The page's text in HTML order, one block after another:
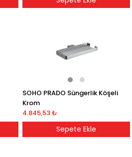
SOHO PRADO Süngerlik Köşeli
Krom
4.845,53 ₺
Sepete Ekle